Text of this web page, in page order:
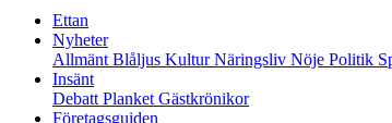
Ettan
Nyheter
Allmänt Blåljus KulturNäringsliv Nöje Politik
Insänt
Debatt Planket Gästkrönikor
Företagsguiden